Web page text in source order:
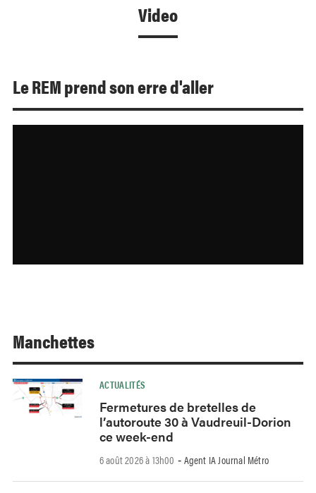
Video
Le REM prend son erre d'aller
Manchettes
ACTUALITÉS
Fermetures de bretelles de
l’autoroute 30 à Vaudreuil-Dorion
ce week-end
6 août 2026 à 13h00 - Agent IA Journal Métro